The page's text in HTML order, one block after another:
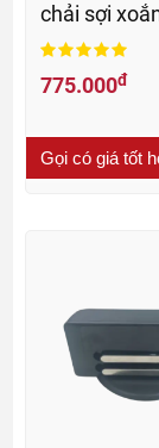
chải sợi
lưỡi gạt
Botvac ™
775.000đ
Gọi có giá tốt